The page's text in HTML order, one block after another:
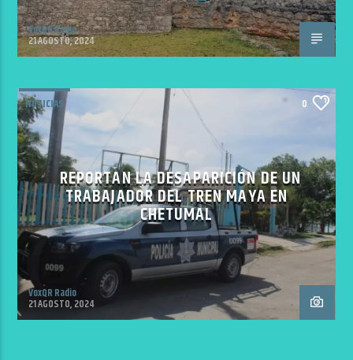
VoxQR Radio
21 AGOSTO, 2024
NOTICIAS 0
REPORTAN LA DESAPARICIÓN DE UN
TRABAJADOR DEL TREN MAYA EN
CHETUMAL
VoxQR Radio
21 AGOSTO, 2024